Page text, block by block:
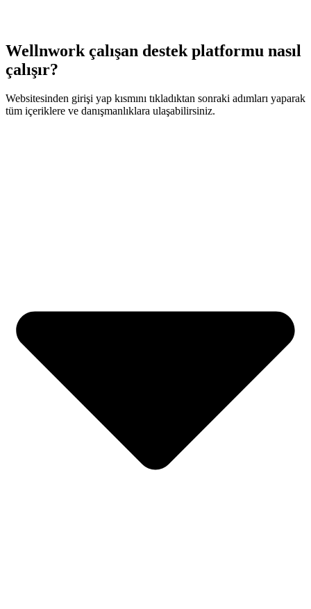
Wellnwork çalışan destek platformu nasıl
çalışır?
Websitesinden girişi yap kısmını tıkladıktan sonraki adımları yaparak
tüm içeriklere ve danışmanlıklara ulaşabilirsiniz.